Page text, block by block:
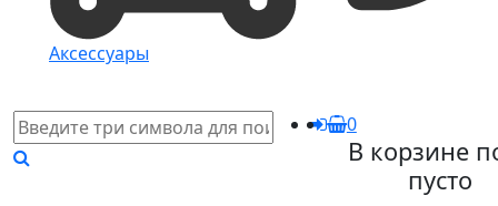
Аксессуары
0
В корзине
пусто